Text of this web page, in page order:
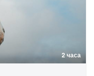
2 часа